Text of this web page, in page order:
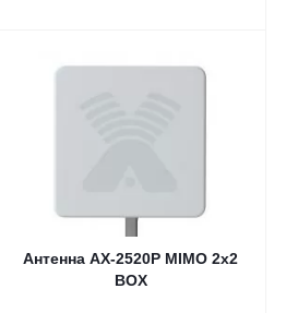
Антенна AX-2520P MIMO 2x2
BOX